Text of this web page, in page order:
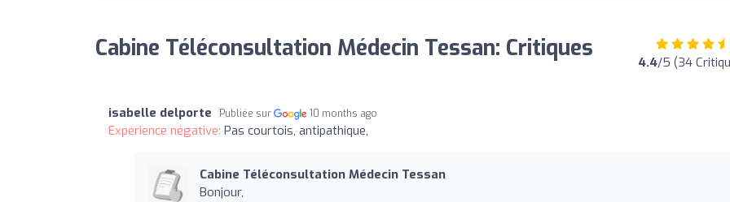
Cabine Téléconsultation Médecin Tessan: Critiques 4.4/5 (34
isabelle delporte Publiée sur 10 months ago
Expérience négative: Pas courtois, antipathique,
Cabine Téléconsultation Médecin Tessan
Bonjour,